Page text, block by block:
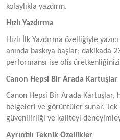
kolaylıkla yazdırın.
Hızlı Yazdırma
Hızlı İlk Yazdırma özelliğiyle
anında baskıya başlar; dakikada
performansı ise ofis
Canon Hepsi Bir Arada Kartuşlar
Canon Hepsi Bir Arada Kartuşlar,
belgeleri ve görüntüler sunar.
güvenilirliği ve kaliteyi
Ayrıntılı Teknik Özellikler